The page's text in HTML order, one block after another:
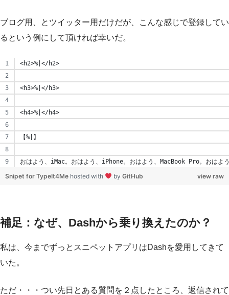
ブログ用、とツイッター用だけだが、こんな感じで登録してい
るという例にして頂ければ幸いだ。
<h2>%|</h2>
<h3>%|</h3>
<h4>%|</h4>
【%|】
おはよう、iMac。おはよう、iPhone。おはよう、MacBook Pro。お
view raw
Snipet for TypeIt4Me hosted with by GitHub
補足：なぜ、Dashから乗り換えたのか？
私は、今までずっとスニペットアプリはDashを愛用してきて
いた。
ただ・・・つい先日とある質問を２点したところ、返信されて